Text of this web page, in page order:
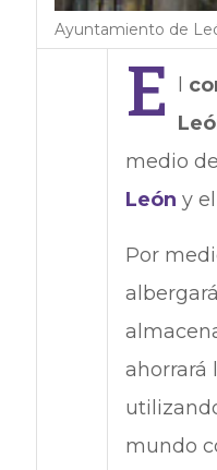
Ayuntamiento de
E
medio
León y el
Por
ahorrará
mundo